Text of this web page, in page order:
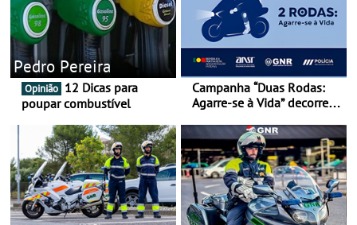
Pedro Pereira
Opinião
poupar combustível
Campanha “Duas Rodas:
Agarre-se à Vida” decorre